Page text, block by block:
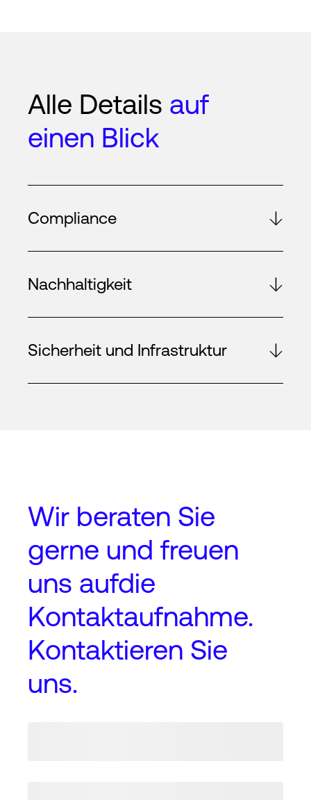
Alle Details auf
einen Blick
Compliance
Nachhaltigkeit
Sicherheit und Infrastruktur
Wir beraten Sie
gerne und freuen
uns aufdie
Kontaktaufnahme.
Kontaktieren Sie
uns.